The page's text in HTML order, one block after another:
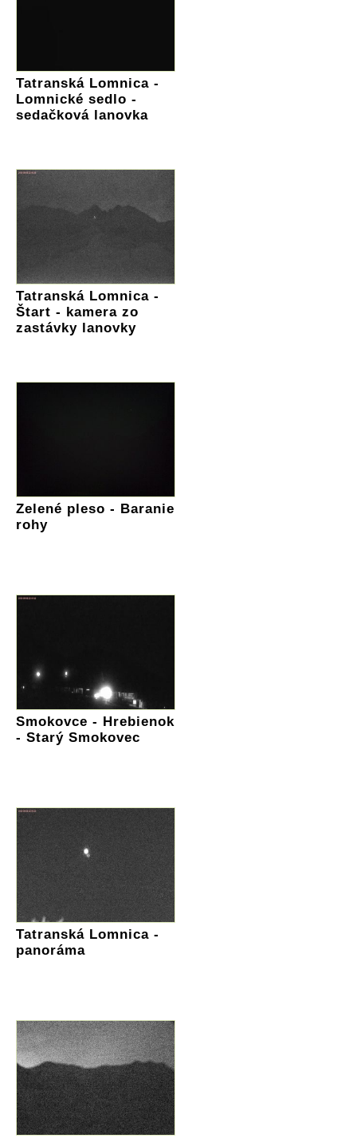
Tatranská Lomnica -
Lomnické sedlo -
sedačková lanovka
Tatranská Lomnica -
Štart - kamera zo
zastávky lanovky
Zelené pleso - Baranie
rohy
Smokovce - Hrebienok
- Starý Smokovec
Tatranská Lomnica -
panoráma